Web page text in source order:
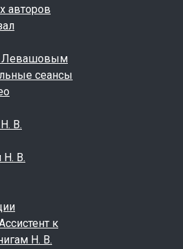
авторов
Левашовым
сеансы
В.
Н. В.
к
Н. В.